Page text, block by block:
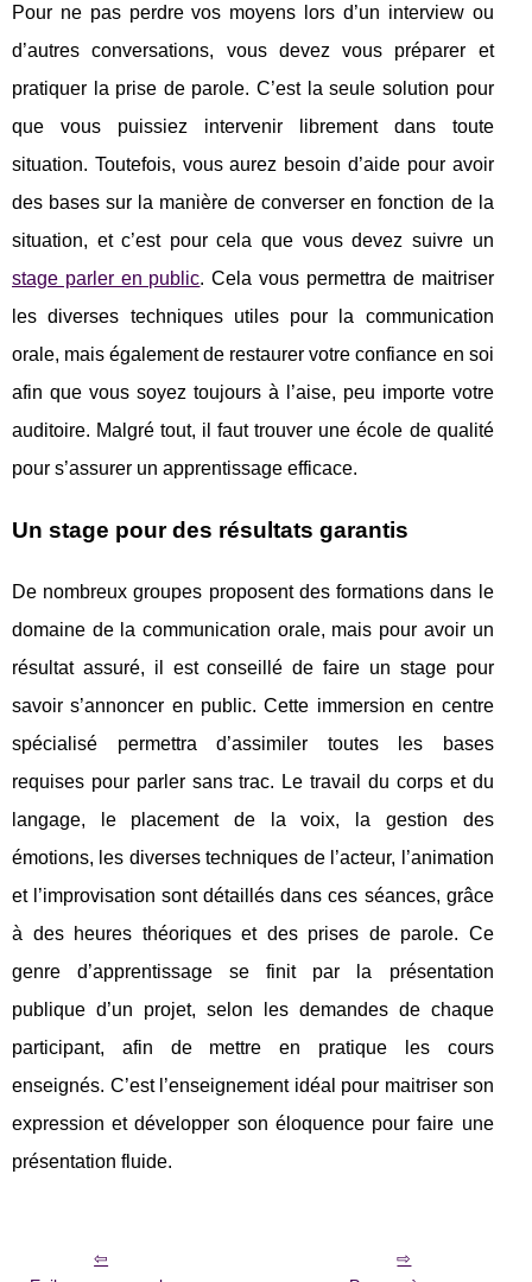
Pour ne pas perdre vos moyens lors d’un interview ou
d’autres conversations, vous devez vous préparer et
pratiquer la prise de parole. C’est la seule solution pour
que vous puissiez intervenir librement dans toute
situation. Toutefois, vous aurez besoin d’aide pour avoir
des bases sur la manière de converser en fonction de la
situation, et c’est pour cela que vous devez suivre un
stage parler en public. Cela vous permettra de maitriser
les diverses techniques utiles pour la communication
orale, mais également de restaurer votre confiance en soi
afin que vous soyez toujours à l’aise, peu importe votre
auditoire. Malgré tout, il faut trouver une école de qualité
pour s’assurer un apprentissage efficace.
Un stage pour des résultats garantis
De nombreux groupes proposent des formations dans le
domaine de la communication orale, mais pour avoir un
résultat assuré, il est conseillé de faire un stage pour
savoir s’annoncer en public. Cette immersion en centre
spécialisé permettra d’assimiler toutes les bases
requises pour parler sans trac. Le travail du corps et du
langage, le placement de la voix, la gestion des
émotions, les diverses techniques de l’acteur, l’animation
et l’improvisation sont détaillés dans ces séances, grâce
à des heures théoriques et des prises de parole. Ce
genre d’apprentissage se finit par la présentation
publique d’un projet, selon les demandes de chaque
participant, afin de mettre en pratique les cours
enseignés. C’est l’enseignement idéal pour maitriser son
expression et développer son éloquence pour faire une
présentation fluide.